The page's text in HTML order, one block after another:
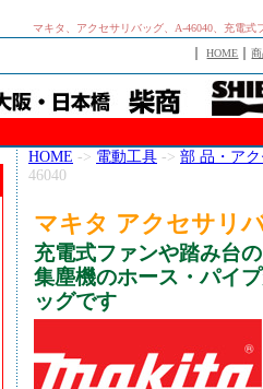
マキタ、アクセサリバッグ、A-46040、充電
｜HOME ｜
HOME -> 電動工具 -> 部 品・ア
46040
マキタ アクセサリ
充電式ファンや踏み台
集塵機のホース・パイ
ッグです